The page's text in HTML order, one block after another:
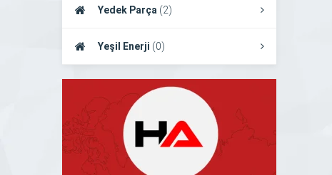
Yedek Parça (2)
Yeşil Enerji (0)